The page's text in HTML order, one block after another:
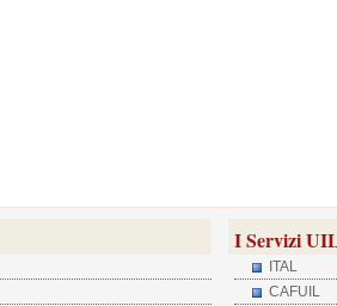
I Servizi
ITAL
CAFUIL